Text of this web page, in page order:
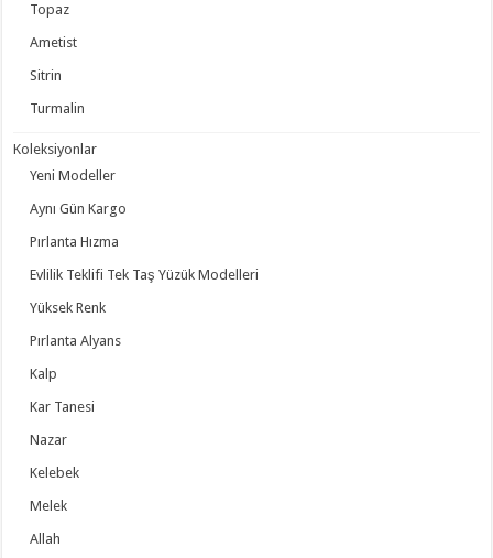
Topaz
Ametist
Sitrin
Turmalin
Koleksiyonlar
Yeni Modeller
Aynı Gün Kargo
Pırlanta Hızma
Evlilik Teklifi Tek Taş Yüzük Modelleri
Yüksek Renk
Pırlanta Alyans
Kalp
Kar Tanesi
Nazar
Kelebek
Melek
Allah